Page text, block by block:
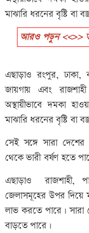
মাঝারি ধরনের বৃষ্টি বা
আরও পড়ুন <<>>
এছাড়াও রংপুর, ঢাকা,
জায়গায় এবং
অস্থায়ীভাবে দমকা
মাঝারি ধরনের বৃষ্টি বা
সেই সঙ্গে সারা
থেকে ভারী বর্ষণ হতে
এছাড়াও রাজশাহী,
জেলাসমূহের উপর দিয়ে
লাভ করতে পারে। সারা
বাড়তে পারে।